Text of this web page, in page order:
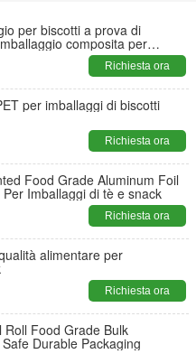
per biscotti a prova di
composita per
Richiesta ora
per imballaggi di biscotti
Richiesta ora
Food Grade Aluminum Foil
Imballaggi di tè e snack
Richiesta ora
alimentare per
Richiesta ora
Food Grade Bulk
Durable Packaging